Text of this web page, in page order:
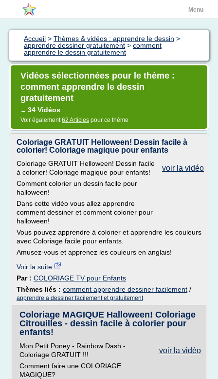
Menu
Accueil > Thèmes & vidéos : apprendre le dessin >
apprendre dessiner gratuitement > comment
apprendre le dessin gratuitement
Vidéos sélectionnées pour le thème :
comment apprendre le dessin
gratuitement
→ 34 Vidéos
Voir également62 Articles pour ce thème
Coloriage GRATUIT Helloween! Dessin facile à
colorier! Coloriage magique pour enfants
voir la vidéo
Coloriage GRATUIT Helloween! Dessin facile
à colorier! Coloriage magique pour enfants!
Comment colorier un dessin facile pour
halloween!
Dans cette vidéo vous allez apprendre
comment dessiner et comment colorier pour
halloween!
Vous pouvez apprendre à colorier et apprendre les couleurs
avec Coloriage facile pour enfants.
Amusez-vous et apprenez les couleurs en anglais!
Voir la suite
Par : COLORIAGE TV pour Enfants
Thèmes liés : comment apprendre dessiner facilement /
apprendre a dessiner facilement et gratuitement
Coloriage MAGIQUE Halloween! Coloriage
Citrouilles - dessin facile à colorier pour
enfants!
voir la vidéo
Mon Petit Poney - Rainbow Dash -
Coloriage GRATUIT !!!
Comment faire une COLORIAGE
MAGIQUE?